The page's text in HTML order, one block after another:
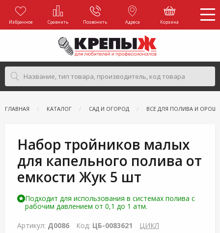
Избранное Сравнить Позвонить Адреса Корзина
ГЛАВНАЯ КАТАЛОГ САД И ОГОРОД ВСЕ ДЛЯ ПОЛИВА И
Набор тройников малых
для капельного полива от
емкости Жук 5 шт
Подходит для использования в системах полива с
рабочим давлением от 0,1 до 1 атм.
Артикул: Д0086 Код: ЦБ-0083621 ЦИКЛ